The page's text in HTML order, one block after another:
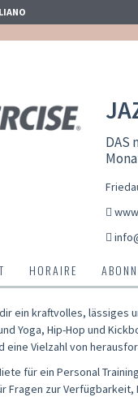
DAS
HORAIRE
ein kraftvolles, lässiges
Yoga, Hip-Hop und
eine Vielzahl von
für ein Personal
Fragen zur Verfügbarkeit,